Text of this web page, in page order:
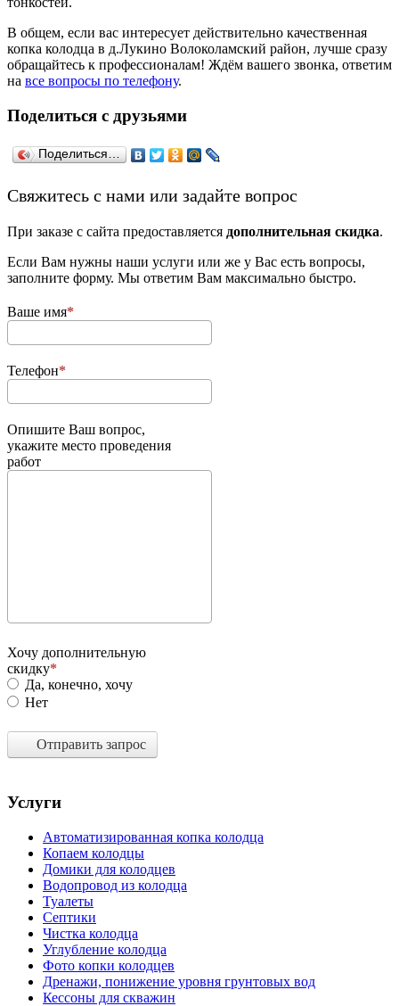
В общем, если вас интересует действительно качественная
копка колодца в д.Лукино Волоколамский район, лучше сразу
обращайтесь к профессионалам! Ждём вашего звонка, ответим
на все вопросы по телефону.
Поделиться с друзьями
Поделиться…
­Свяжитесь с нами или задайте вопрос
При заказе с сайта предоставляется дополнительная скидка.
Если Вам нужны наши услуги или же у Вас есть вопросы,
заполните форму. Мы ответим Вам максимально быстро.
Ваше имя
Телефон
Опишите Ваш вопрос,
укажите место проведения
работ
Хочу дополнительную
скидку
Да, конечно, хочу
Нет
Отправить запрос
Услуги
Автоматизированная копка колодца
Копаем колодцы
Домики для колодцев
Водопровод из колодца
Туалеты
Септики
Чистка колодца
Углубление колодца
Фото копки колодцев
Дренажи, понижение уровня грунтовых вод
Кессоны для скважин